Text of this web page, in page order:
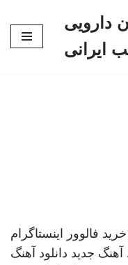
دارویی
ایرانی
خرید فالوور اینستاگرام
آهنگ جدید دانلود آهنگ